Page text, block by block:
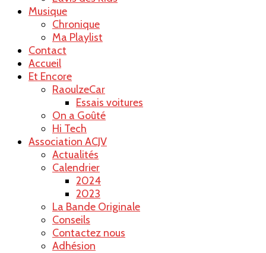
Musique
Chronique
Ma Playlist
Contact
Accueil
Et Encore
RaoulzeCar
Essais voitures
On a Goûté
Hi Tech
Association ACJV
Actualités
Calendrier
2024
2023
La Bande Originale
Conseils
Contactez nous
Adhésion